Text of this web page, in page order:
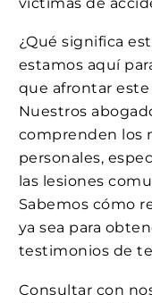
¿Qué significa
estamos aquí
que afrontar
Nuestros
comprenden los
personales,
las lesiones
Sabemos cómo
ya sea para
testimonios de
Consultar con